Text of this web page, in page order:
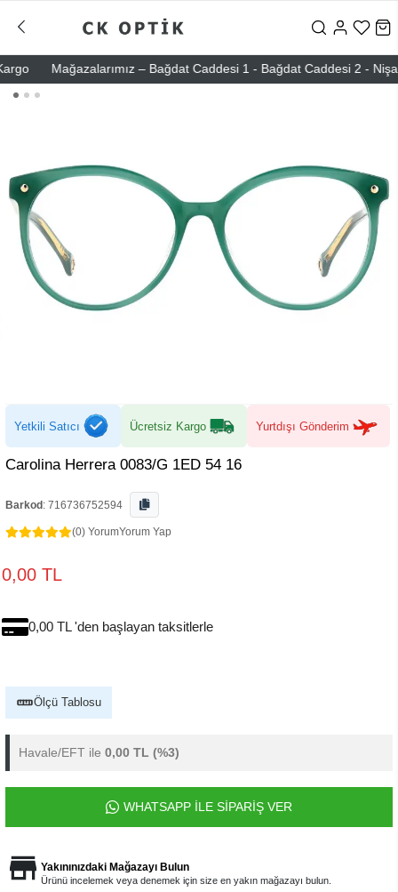
Mağazalarımız – Bağdat Caddesi 1 - Bağdat Caddesi 2 -
Yetkili Satıcı Ücretsiz Kargo Yurtdışı Gönderim
Carolina Herrera 0083/G 1ED 54 16
Barkod : 716736752594
(0) YorumYorum Yap
0,00 TL
0,00 TL 'den başlayan taksitlerle
Ölçü Tablosu
Havale/EFT ile 0,00 TL (%3)
WHATSAPP İLE SİPARİŞ VER
Yakınınızdaki Mağazayı Bulun
Ürünü incelemek veya denemek için size en yakın mağazayı bulun.